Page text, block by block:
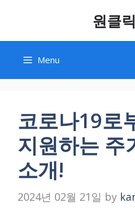
content
원클
Menu
코로나19로
지원하는 주
소개!
2024년 02월 21일 by